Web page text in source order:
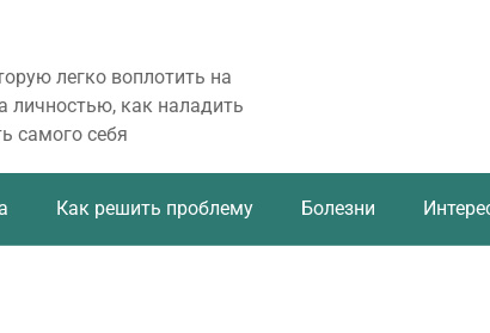
легко воплотить на
личностью, как наладить
самого себя
Как решить проблему Болезни